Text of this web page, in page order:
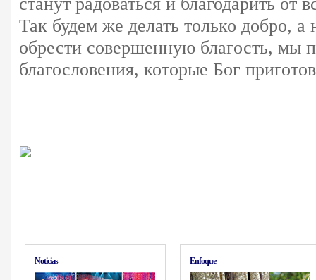
Так будем же делать только добро, а
обрести совершенную благость, мы
благословения, которые Бог
Noticias Enfoque